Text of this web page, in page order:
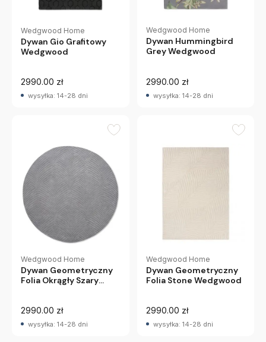
Wedgwood Home
Dywan Gio Grafitowy
Wedgwood
2990.00 zł
wysyłka: 14-28 dni
Wedgwood Home
Dywan Hummingbird
Grey Wedgwood
2990.00 zł
wysyłka: 14-28 dni
Wedgwood Home
Dywan Geometryczny
Folia Okrągły Szary
2990.00 zł
wysyłka: 14-28 dni
Wedgwood Home
Dywan Geometryczny
Folia Stone Wedgwood
2990.00 zł
wysyłka: 14-28 dni